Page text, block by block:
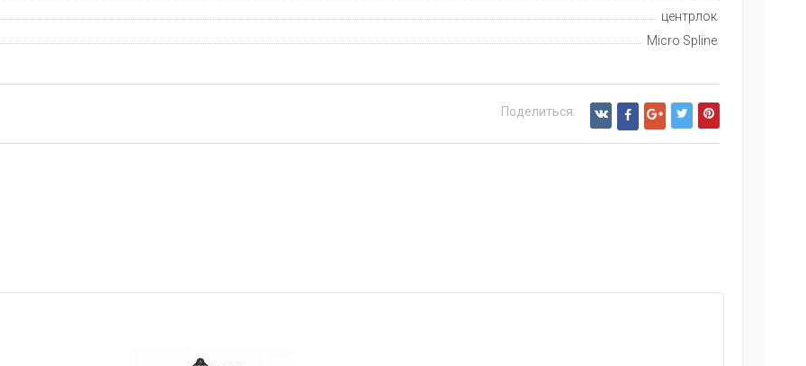
центрлок
Micro Spline
Поделиться: